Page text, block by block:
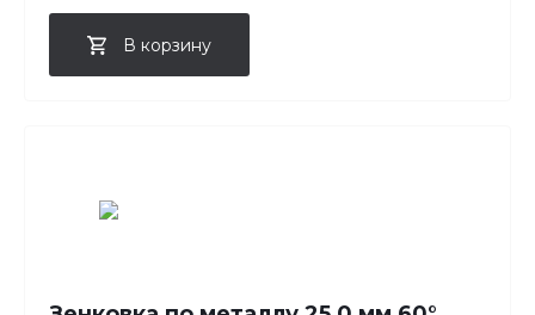
В корзину